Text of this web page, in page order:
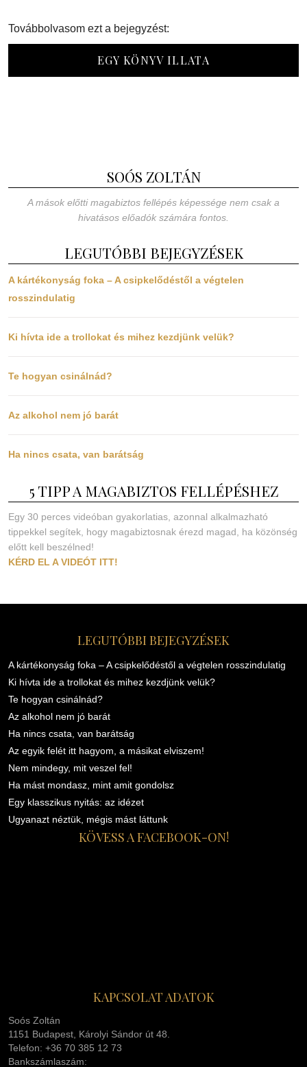
Továbbolvasom ezt a bejegyzést:
EGY KÖNYV ILLATA
SOÓS ZOLTÁN
A mások előtti magabiztos fellépés képessége nem csak a
hivatásos előadók számára fontos.
LEGUTÓBBI BEJEGYZÉSEK
A kártékonyság foka – A csipkelődéstől a végtelen
rosszindulatig
Ki hívta ide a trollokat és mihez kezdjünk velük?
Te hogyan csinálnád?
Az alkohol nem jó barát
Ha nincs csata, van barátság
5 TIPP A MAGABIZTOS FELLÉPÉSHEZ
Egy 30 perces videóban gyakorlatias, azonnal alkalmazható
tippekkel segítek, hogy magabiztosnak érezd magad, ha közönség
előtt kell beszélned!
KÉRD EL A VIDEÓT ITT!
LEGUTÓBBI BEJEGYZÉSEK
A kártékonyság foka – A csipkelődéstől a végtelen rosszindulatig
Ki hívta ide a trollokat és mihez kezdjünk velük?
Te hogyan csinálnád?
Az alkohol nem jó barát
Ha nincs csata, van barátság
Az egyik felét itt hagyom, a másikat elviszem!
Nem mindegy, mit veszel fel!
Ha mást mondasz, mint amit gondolsz
Egy klasszikus nyitás: az idézet
Ugyanazt néztük, mégis mást láttunk
KÖVESS A FACEBOOK-ON!
KAPCSOLAT ADATOK
Soós Zoltán
1151 Budapest, Károlyi Sándor út 48.
Telefon: +36 70 385 12 73
Bankszámlaszám: